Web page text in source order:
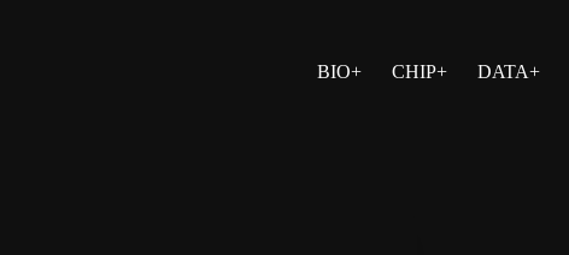
BIO+
CHIP+ DATA+